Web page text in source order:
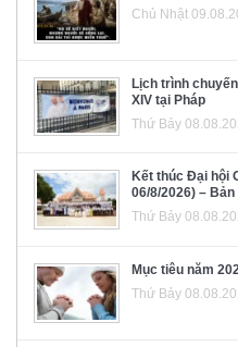
Chủ Nhật
Lịch trình
XIV tại Pháp
Thứ Bảy
Kết thúc Đại hội
06/8/2026) –
Thứ Bảy
Mục tiêu năm
Thứ Bảy